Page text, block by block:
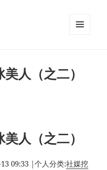
人（之二）
人（之二）
09:33 |个人分类:社媒挖